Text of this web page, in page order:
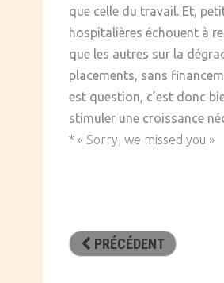
que celle du travail. Et,
hospitalières échouent à
que les autres sur la
placements, sans
est question, c’est donc
stimuler une croissance
* « Sorry, we missed you »
PRÉCÉDENT